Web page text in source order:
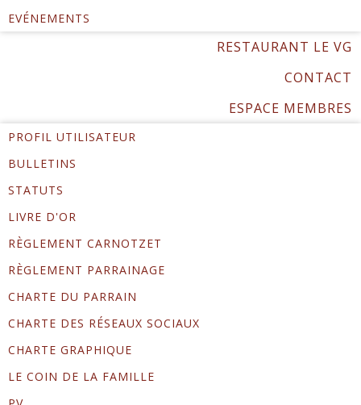
EVÉNEMENTS
RESTAURANT LE VG
CONTACT
ESPACE MEMBRES
PROFIL UTILISATEUR
BULLETINS
STATUTS
LIVRE D'OR
RÈGLEMENT CARNOTZET
RÈGLEMENT PARRAINAGE
CHARTE DU PARRAIN
CHARTE DES RÉSEAUX SOCIAUX
CHARTE GRAPHIQUE
LE COIN DE LA FAMILLE